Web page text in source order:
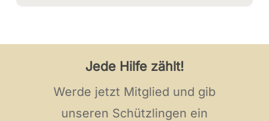
Jede Hilfe zählt!
Werde jetzt Mitglied und gib
unseren Schützlingen ein